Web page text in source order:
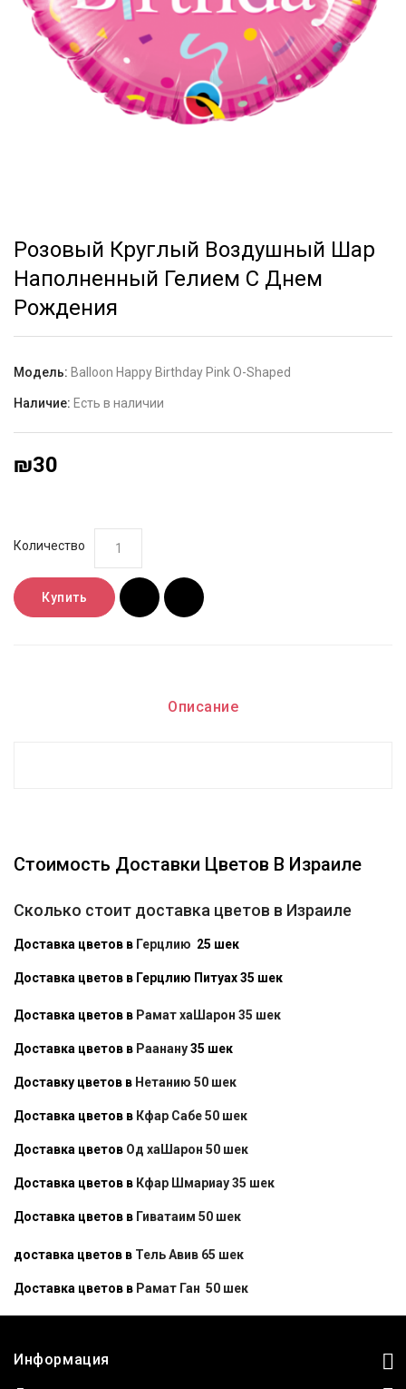
Розовый Круглый Воздушный Шар
Наполненный Гелием С Днем
Рождения
Модель: Balloon Happy Birthday Pink O-Shaped
Наличие: Есть в наличии
₪30
Количество
Купить
Описание
Стоимость Доставки Цветов В Израиле
Сколько стоит доставка цветов в Израиле
Доставка цветов в Герцлию 25 шек
Доставка цветов в Герцлию Питуах 35 шек
Доставка цветов в Рамат хаШарон 35 шек
Доставка цветов в Раанану35 шек
Доставку цветов в Нетанию 50 шек
Доставка цветов в Кфар Сабе 50 шек
Доставка цветов Од хаШарон 50 шек
Доставка цветов в Кфар Шмариау 35 шек
Доставка цветов в Гиватаим 50 шек
доставка цветов в Тель Авив 65 шек
Доставка цветов в Рамат Ган 50 шек
Информация